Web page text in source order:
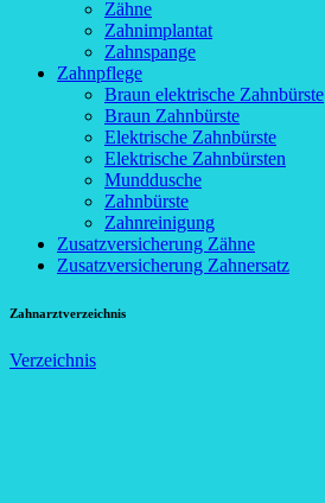
Zähne
Zahnimplantat
Zahnspange
Zahnpflege
Braun elektrische Zahnbürste
Braun Zahnbürste
Elektrische Zahnbürste
Elektrische Zahnbürsten
Munddusche
Zahnbürste
Zahnreinigung
Zusatzversicherung Zähne
Zusatzversicherung Zahnersatz
Zahnarztverzeichnis
Verzeichnis